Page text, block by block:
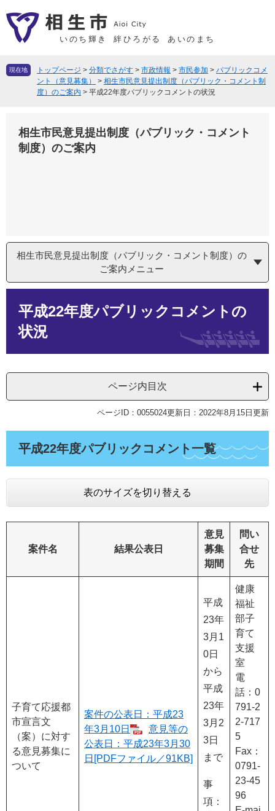
ー
先
ニ
を
いのち輝き 絆ひろがる あいのまち
現在地 トップページ > 分類でさがす > 市政情報 > 市民参加 > パブリックコメ
ント（意見募集）
> 相生市民意見提出制度（パブリック・コメント制
度）のご案内 > 平成22年度パブリックコメントの状況
相生市民意見提出制度（パブリック・コメント
制度）のご案内
相生市民意見提出制度（パブリック・コメント制度）の
ご案内メニュー
平成22年度パブリックコメントの
状況
ページ内目次
ページID：0055024更新日：2022年8月15日更新
平成22年度パブリックコメント一覧
表のサイズを切り替える
案件名 結果公表日
意見
募集
期間
問い
合せ
先
子育て応援都
市宣言文
（案）に対す
る意見募集に
ついて
案件の公表日：平成23
年3月10日
意見等の
公表日：平成23年3月30
日[PDFファイル／91KB]
平成
23年
3月1
0日
から
平成
23年
3月2
3日
まで
事
項：
健康
福祉
部子
育て
支援
室
電
話：0
791-2
2-717
5
Fax：
0791-
23-45
96